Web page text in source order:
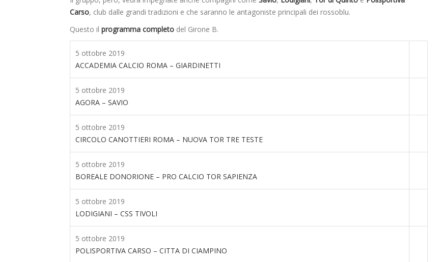
Carso, club dalle grandi tradizioni e che saranno le antagoniste principali dei rossoblu.
Questo il programma completo del Girone B.
5 ottobre 2019
ACCADEMIA CALCIO ROMA – GIARDINETTI
5 ottobre 2019
AGORA – SAVIO
5 ottobre 2019
CIRCOLO CANOTTIERI ROMA – NUOVA TOR TRE TESTE
5 ottobre 2019
BOREALE DONORIONE – PRO CALCIO TOR SAPIENZA
5 ottobre 2019
LODIGIANI – CSS TIVOLI
5 ottobre 2019
POLISPORTIVA CARSO – CITTA DI CIAMPINO